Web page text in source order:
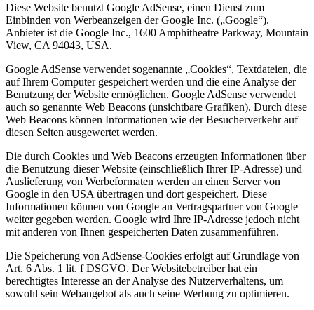
Diese Website benutzt Google AdSense, einen Dienst zum
Einbinden von Werbeanzeigen der Google Inc. („Google“).
Anbieter ist die Google Inc., 1600 Amphitheatre Parkway, Mountain
View, CA 94043, USA.
Google AdSense verwendet sogenannte „Cookies“, Textdateien, die
auf Ihrem Computer gespeichert werden und die eine Analyse der
Benutzung der Website ermöglichen. Google AdSense verwendet
auch so genannte Web Beacons (unsichtbare Grafiken). Durch diese
Web Beacons können Informationen wie der Besucherverkehr auf
diesen Seiten ausgewertet werden.
Die durch Cookies und Web Beacons erzeugten Informationen über
die Benutzung dieser Website (einschließlich Ihrer IP-Adresse) und
Auslieferung von Werbeformaten werden an einen Server von
Google in den USA übertragen und dort gespeichert. Diese
Informationen können von Google an Vertragspartner von Google
weiter gegeben werden. Google wird Ihre IP-Adresse jedoch nicht
mit anderen von Ihnen gespeicherten Daten zusammenführen.
Die Speicherung von AdSense-Cookies erfolgt auf Grundlage von
Art. 6 Abs. 1 lit. f DSGVO. Der Websitebetreiber hat ein
berechtigtes Interesse an der Analyse des Nutzerverhaltens, um
sowohl sein Webangebot als auch seine Werbung zu optimieren.